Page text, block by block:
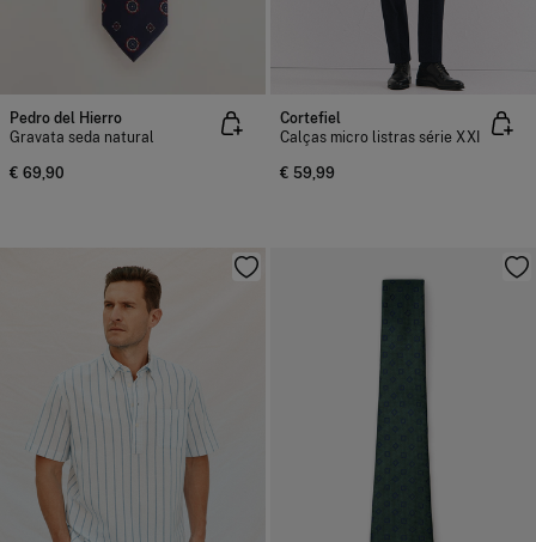
Pedro del Hierro
Gravata seda natural
€ 69,90
Cortefiel
Calças micro listras série XXI
€ 59,99